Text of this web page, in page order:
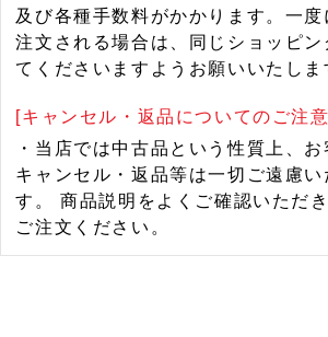
及び各種手数料がかかります。一
注文される場合は、同じショッピ
てくださいますようお願いいたしま
[キャンセル・返品についてのご注
・当店では中古品という性質上、
キャンセル・返品等は一切ご遠慮い
す。 商品説明をよくご確認いただ
ご注文ください。